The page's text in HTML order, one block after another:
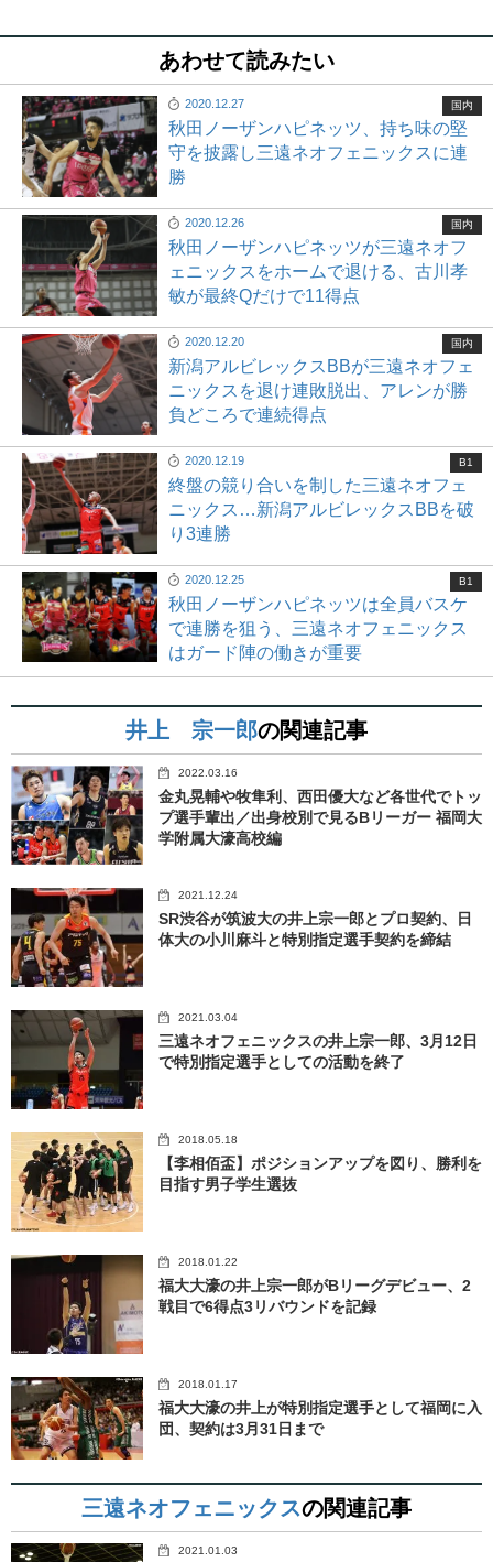
あわせて読みたい
2020.12.27
秋田ノーザンハピネッツ、持ち味の堅
守を披露し三遠ネオフェニックスに連
勝
国内
2020.12.26
秋田ノーザンハピネッツが三遠ネオフ
ェニックスをホームで退ける、古川孝
敏が最終Qだけで11得点
国内
2020.12.20
新潟アルビレックスBBが三遠ネオフェ
ニックスを退け連敗脱出、アレンが勝
負どころで連続得点
国内
2020.12.19
終盤の競り合いを制した三遠ネオフェ
ニックス…新潟アルビレックスBBを破
り3連勝
B1
2020.12.25
秋田ノーザンハピネッツは全員バスケ
で連勝を狙う、三遠ネオフェニックス
はガード陣の働きが重要
B1
井上 宗一郎の関連記事
2022.03.16
金丸晃輔や牧隼利、西田優大など各世代でトッ
プ選手輩出／出身校別で見るBリーガー 福岡大
学附属大濠高校編
2021.12.24
SR渋谷が筑波大の井上宗一郎とプロ契約、日
体大の小川麻斗と特別指定選手契約を締結
2021.03.04
三遠ネオフェニックスの井上宗一郎、3月12日
で特別指定選手としての活動を終了
2018.05.18
【李相佰盃】ポジションアップを図り、勝利を
目指す男子学生選抜
2018.01.22
福大大濠の井上宗一郎がBリーグデビュー、2
戦目で6得点3リバウンドを記録
2018.01.17
福大大濠の井上が特別指定選手として福岡に入
団、契約は3月31日まで
三遠ネオフェニックスの関連記事
2021.01.03